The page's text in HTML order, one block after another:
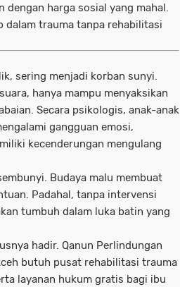
dengan harga sosial yang mahal.
dalam trauma tanpa rehabilitasi
sering menjadi korban sunyi.
hanya mampu menyaksikan
Secara psikologis, anak-anak
gangguan emosi,
kecenderungan mengulang
Budaya malu membuat
Padahal, tanpa intervensi
tumbuh dalam luka batin yang
hadir. Qanun Perlindungan
butuh pusat rehabilitasi trauma
layanan hukum gratis bagi ibu